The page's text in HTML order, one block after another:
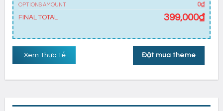
OPTIONS AMOUNT
0₫
FINAL TOTAL
399,000₫
Đặt mua theme
Xem Thực Tế